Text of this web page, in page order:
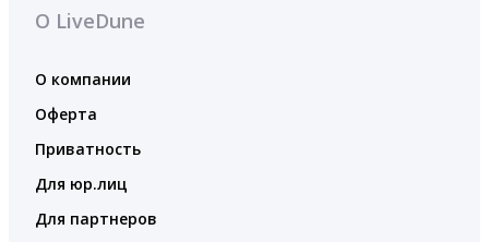
О LiveDune
О компании
Оферта
Приватность
Для юр.лиц
Для партнеров